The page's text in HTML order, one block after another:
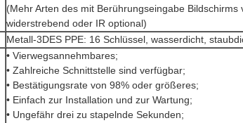
(Mehr Arten des mit Berührungseingabe Bildschirms
widerstrebend oder IR optional)
Metall-3DES PPE: 16 Schlüssel, wasserdicht,
• Vierwegsannehmbares;
• Zahlreiche Schnittstelle sind verfügbar;
• Bestätigungsrate von 98% oder größeres;
• Einfach zur Installation und zur Wartung;
• Ungefähr drei zu stapelnde Sekunden;